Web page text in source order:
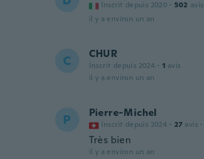
Inscrit depuis 2020 · 502 avis
il y a environ un an
C CHUR
Inscrit depuis 2024 · 1 avis
il y a environ un an
P Pierre-Michel
Inscrit depuis 2024 · 27 avis ·
Très bien
il y a environ un an